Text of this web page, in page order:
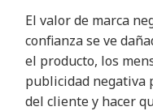
El valor de marca
confianza se ve
el producto, los
publicidad negativa
del cliente y hacer